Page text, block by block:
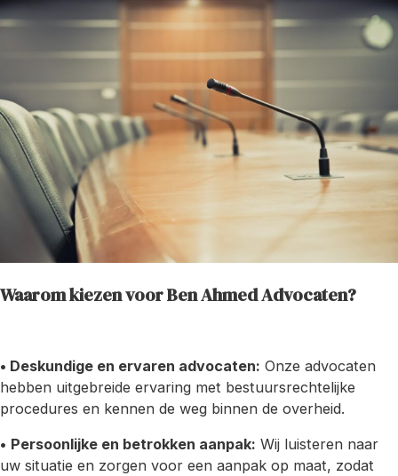
Waarom kiezen voor Ben Ahmed Advocaten?
• Deskundige en ervaren advocaten: Onze advocaten
hebben uitgebreide ervaring met bestuursrechtelijke
procedures en kennen de weg binnen de overheid.
• Persoonlijke en betrokken aanpak: Wij luisteren naar
uw situatie en zorgen voor een aanpak op maat, zodat